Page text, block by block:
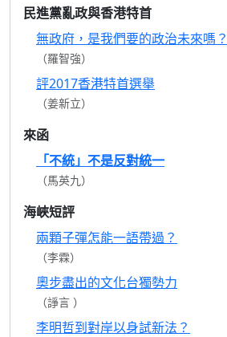
民進黨亂政與香港特首
無政府，是我們要的政治未來嗎？
（羅智強）
評2017香港特首選舉
（姜新立）
來函
「不統」不是反對統一
（馬英九）
海峽短評
兩顆子彈怎能一語帶過？
（李霖）
奧步盡出的文化台獨勢力
（諍言 ）
李明哲到對岸以身試新法？